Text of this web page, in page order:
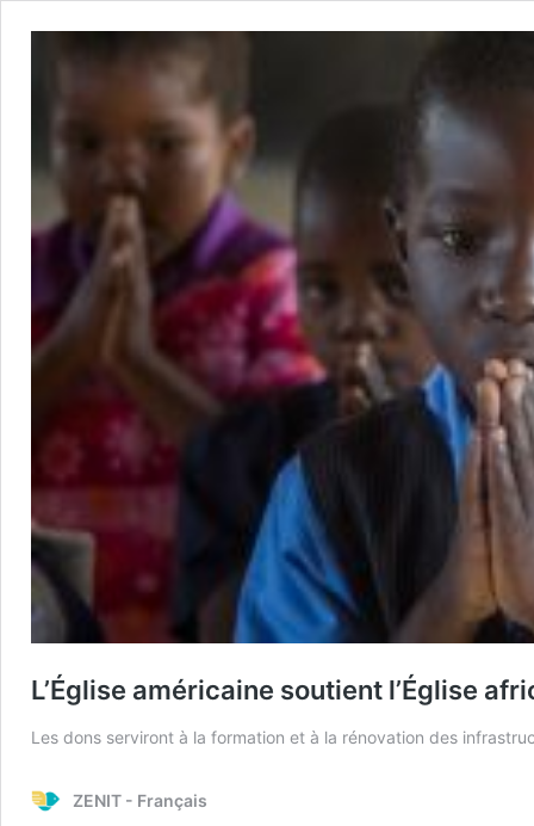
L’Église américaine soutient l’Église
Les dons serviront à la formation et à la rénovation des
ZENIT - Français